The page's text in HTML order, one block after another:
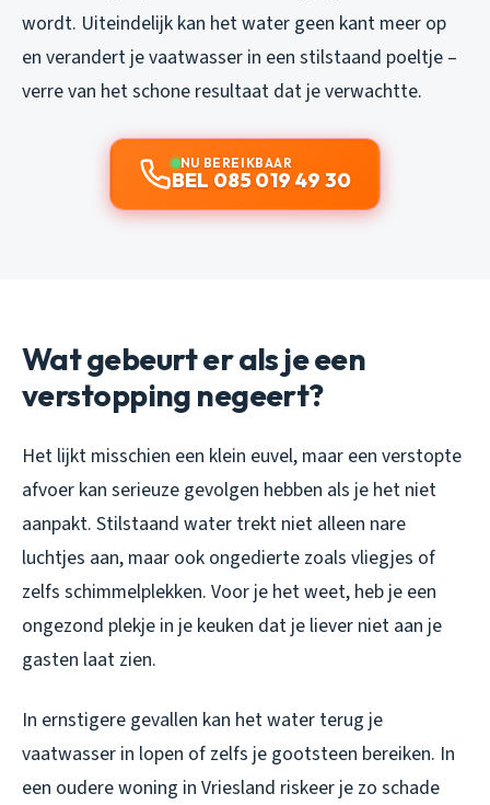
wordt. Uiteindelijk kan het water geen kant meer op
en verandert je vaatwasser in een stilstaand poeltje –
verre van het schone resultaat dat je verwachtte.
NU BEREIKBAAR
BEL 085 019 49 30
Wat gebeurt er als je een
verstopping negeert?
Het lijkt misschien een klein euvel, maar een verstopte
afvoer kan serieuze gevolgen hebben als je het niet
aanpakt. Stilstaand water trekt niet alleen nare
luchtjes aan, maar ook ongedierte zoals vliegjes of
zelfs schimmelplekken. Voor je het weet, heb je een
ongezond plekje in je keuken dat je liever niet aan je
gasten laat zien.
In ernstigere gevallen kan het water terug je
vaatwasser in lopen of zelfs je gootsteen bereiken. In
een oudere woning in Vriesland riskeer je zo schade